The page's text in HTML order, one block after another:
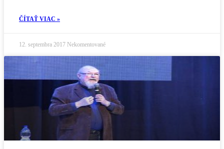
ČÍTAŤ VIAC »
12. septembra 2017 Nekomentované